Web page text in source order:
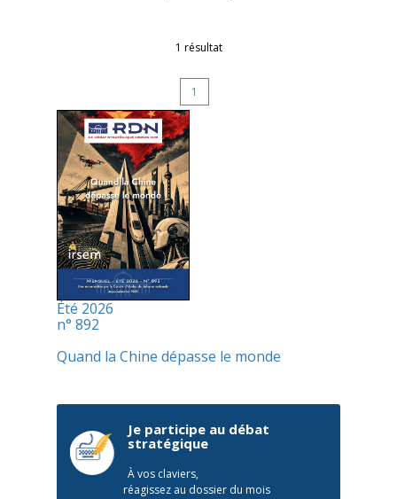
1 résultat
1
Été 2026
n° 892
Quand la Chine dépasse le monde
Je participe au débat
stratégique
À vos claviers,
réagissez au dossier du mois